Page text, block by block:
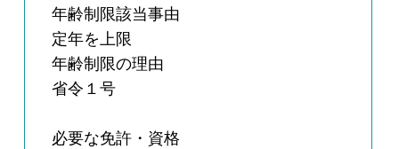
年齢制限該当事由
定年を上限
年齢制限の理由
省令１号
必要な免許・資格